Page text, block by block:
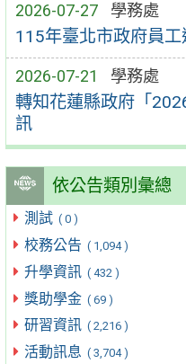
2026-07-27 學務處
115年臺北市政府員
2026-07-21 學務處
轉知花蓮縣政府「
訊
依公告類別彙總
測試 ( 0 )
校務公告 ( 1,094 )
升學資訊 ( 432 )
獎助學金 ( 69 )
研習資訊 ( 2,216 )
活動訊息 ( 3,704 )